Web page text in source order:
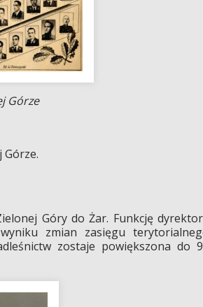
Górze
Górze.
Góry do Żar. Funkcję
zmian zasięgu
zostaje powiększona do